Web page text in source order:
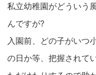
私立幼稚園がどういう
んですが?
入園前、どの子がいつ
の日か等、把握されて